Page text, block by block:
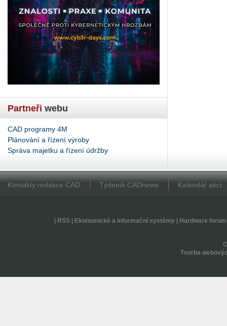
Partneři webu
CAD programy 4M
Plánování a řízení výroby
Správa majetku a řízení údržby
Kontakty redakce CAD Týdeník CADnews Kalendář akcí
RSS| Ekonomické a informační systémy| Hardware forum
Tvorba